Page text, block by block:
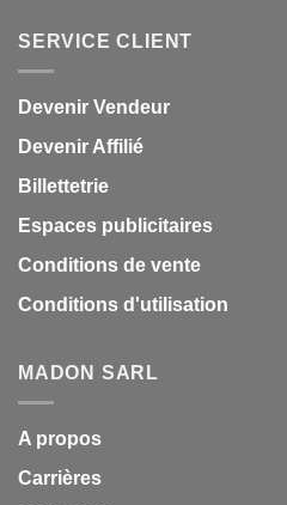
SERVICE CLIENT
Devenir Vendeur
Devenir Affilié
Billettetrie
Espaces publicitaires
Conditions de vente
Conditions d'utilisation
MADON SARL
A propos
Carrières